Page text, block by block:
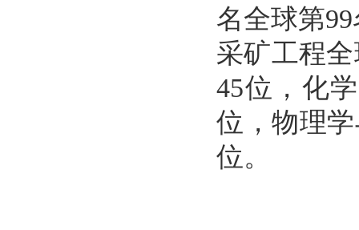
名全球第99
采矿工程
45位，化
位，物理
位。